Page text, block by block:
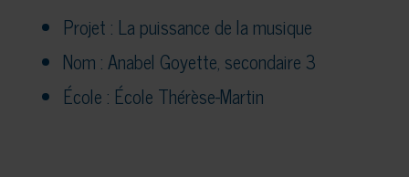
Projet : La puissance de la musique
Nom : Anabel Goyette, secondaire 3
École : École Thérèse-Martin